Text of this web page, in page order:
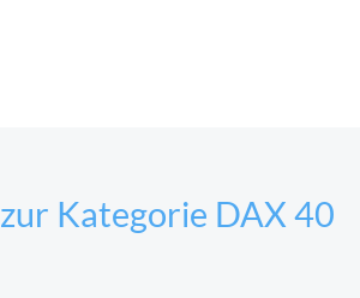
Kategorie DAX 40